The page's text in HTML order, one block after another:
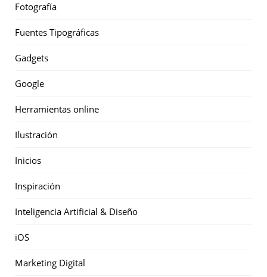
Fotografía
Fuentes Tipográficas
Gadgets
Google
Herramientas online
Ilustración
Inicios
Inspiración
Inteligencia Artificial & Diseño
iOS
Marketing Digital